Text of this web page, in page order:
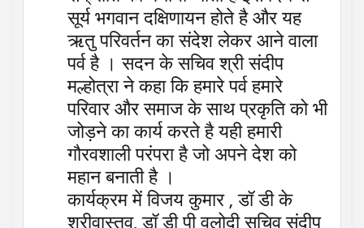
सूर्य भगवान दक्षिणायन होते है और यह
ऋतु परिवर्तन का संदेश लेकर आने वाला
पर्व है । सदन के सचिव श्री संदीप
मल्होत्रा ने कहा कि हमारे पर्व हमारे
परिवार और समाज के साथ प्रकृति को भी
जोड़ने का कार्य करते है यही हमारी
गौरवशाली परंपरा है जो अपने देश को
महान बनाती है ।
कार्यक्रम में विजय कुमार , डॉ डी के
श्रीवास्तव, डॉ डी पी वलोदी सचिव संदीप